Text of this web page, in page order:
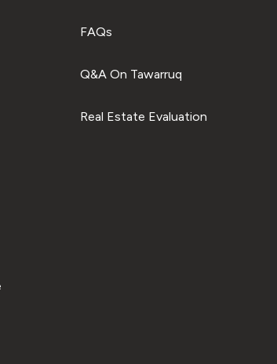
FAQs
Q&A On Tawarruq
Real Estate Evaluation